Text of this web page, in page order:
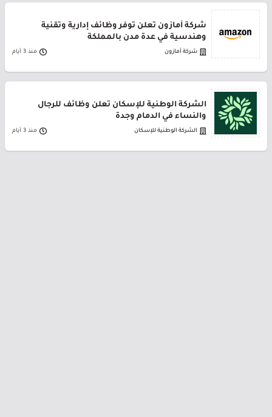
شركة أمازون تعلن توفر وظائف إدارية وتقنية
وهندسية في عدة مدن بالمملكة
شركة أمازون منذ 3 أيام
الشركة الوطنية للإسكان تعلن وظائف للرجال
والنساء في الدمام وجدة
الشركة الوطنية للإسكان منذ 3 أيام